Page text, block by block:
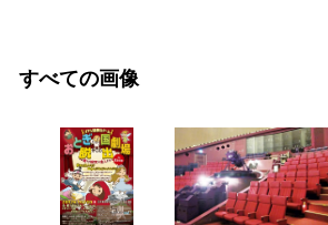
すべての画像